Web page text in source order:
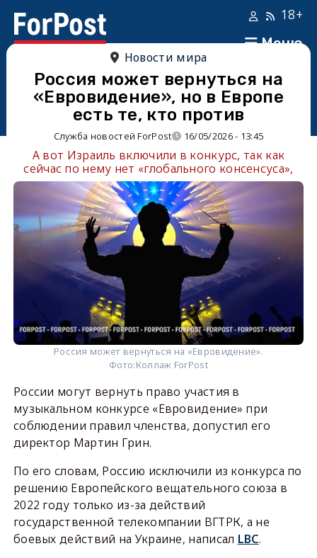
Меню
18+
Новости мира
Россия может вернуться на
«Евровидение», но в Европе
есть те, кто против
Служба новостей ForPost 16/05/2026 - 13:45
А вот Израиль включили в конкурс, так как
сейчас по нему нет «глобального консенсуса»,
Россия может вернуться на «Евровидение».
Фото:Коллаж ForPost
России могут вернуть право участия в
музыкальном конкурсе «Евровидение» при
соблюдении правил членства, допустил его
директор Мартин Грин.
По его словам, Россию исключили из конкурса по
решению Европейского вещательного союза в
2022 году только из-за действий
государственной телекомпании ВГТРК, а не
боевых действий на Украине, написал LBC.